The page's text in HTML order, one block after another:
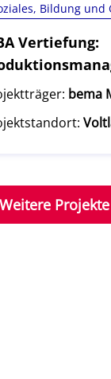
Bildung und
Vertiefung:
bema
Weitere